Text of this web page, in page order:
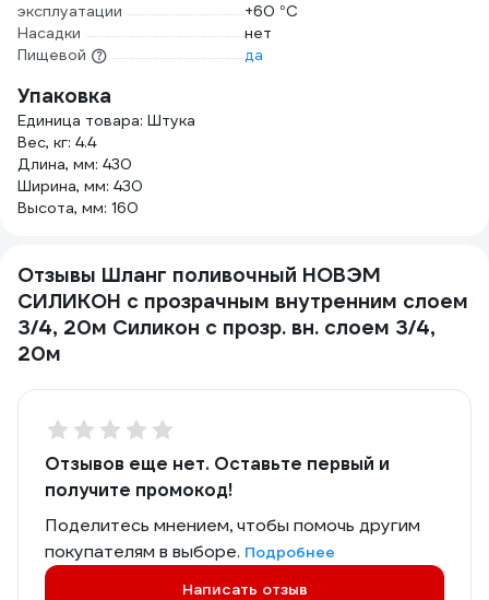
эксплуатации
+60 °С
Насадки
нет
Пищевой
да
Упаковка
Единица товара: Штука
Вес, кг: 4.4
Длина, мм: 430
Ширина, мм: 430
Высота, мм: 160
Отзывы Шланг поливочный НОВЭМ
СИЛИКОН с прозрачным внутренним слоем
3/4, 20м Силикон с прозр. вн. слоем 3/4,
20м
Отзывов еще нет. Оставьте первый и
получите промокод!
Поделитесь мнением, чтобы помочь другим
покупателям в выборе. Подробнее
Написать отзыв